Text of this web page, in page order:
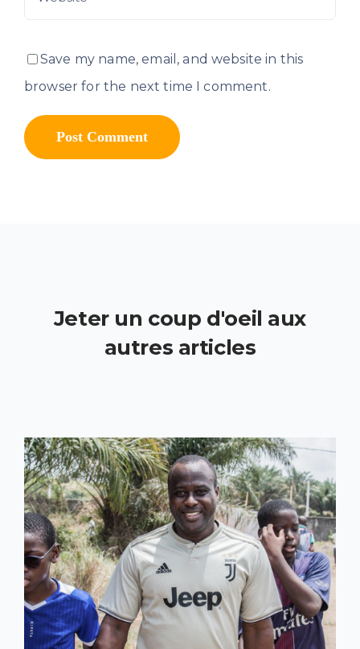
Save my name, email, and website in this
browser for the next time I comment.
Jeter un coup d'oeil aux
autres articles